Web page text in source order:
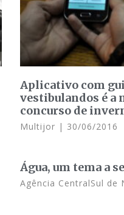
Aplicativo com
vestibulandos é a
concurso de
Multijor 30/06/2016
Água, um tema a
Agência CentralSul de